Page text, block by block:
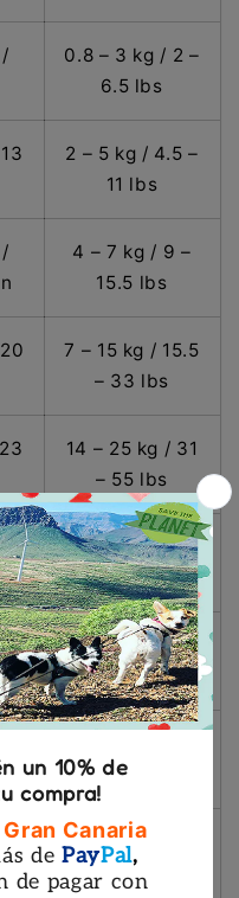
0.8 – 3 kg / 2 –
6.5 lbs
2 – 5 kg / 4.5 –
11 lbs
4 – 7 kg / 9 –
15.5 lbs
7 – 15 kg / 15.5
– 33 lbs
14 – 25 kg / 31
– 55 lbs
23 – 30 kg /
50.5 – 66 lbs
28 – 40 kg /
61.5 – 88 lbs
– 154 lbs
/
70 – 90 kg /
154 – 198 lbs